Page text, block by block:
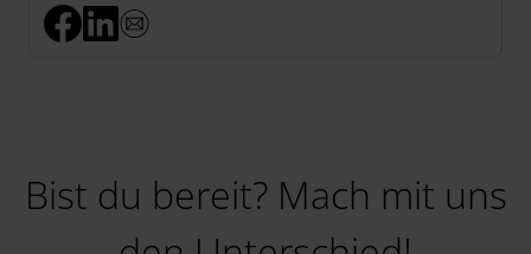
Bist du bereit? Mach mit uns